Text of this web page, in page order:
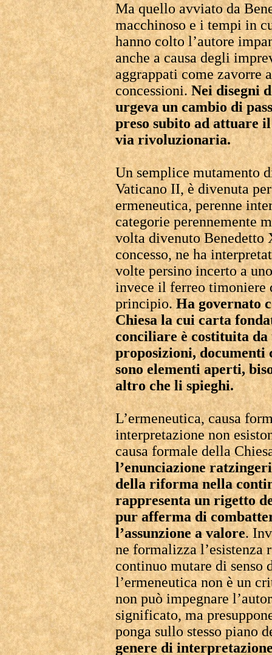
Ma quello avviato da
macchinoso e i tempi in
hanno colto l’autore
anche a causa degli
aggrappati come zavorre
concessioni.Nei disegni
urgeva un cambio di
preso subito ad attuare
via rivoluzionaria.
Un semplice mutamento
Vaticano II, è divenuta
ermeneutica, perenne
categorie perennemente
volta divenuto Benedetto
concesso, ne ha
volte persino incerto a
invece il ferreo timoniere
principio.Ha governato
Chiesa la cui carta
conciliare è costituita
proposizioni, documenti
sono elementi aperti,
altro che li spieghi.
L’ermeneutica, causa
interpretazione non
causa formale della
l’enunciazione
della riforma nella
rappresenta un rigetto
pur afferma di
l’assunzione a valore.
ne formalizza
continuo mutare di senso
l’ermeneutica non è un
non può impegnare
significato, ma
ponga sullo stesso piano
genere di